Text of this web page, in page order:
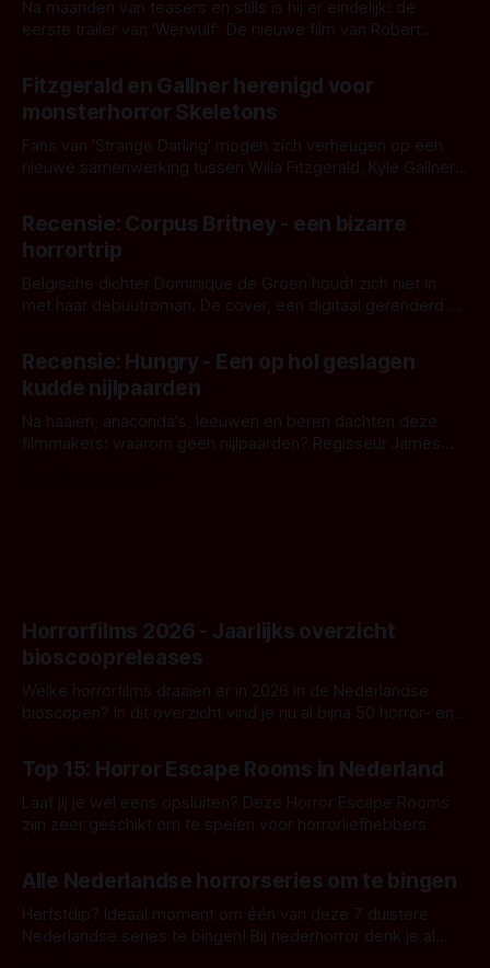
Na maanden van teasers en stills is hij er eindelijk: de
eerste trailer van 'Werwulf'. De nieuwe film van Robert
kille stijl vol folklore en mythe. Het topic deze keer is (kon
het het al raden?)... de weerwolf. Kijk je mee?
Fitzgerald en Gallner herenigd voor
monsterhorror Skeletons
Fans van 'Strange Darling' mogen zich verheugen op een
nieuwe samenwerking tussen Willa Fitzgerald, Kyle Gallner
'Skeletons', een nieuwe creature feature waarvoor de
opnames zijn gestart in Australië.
Recensie: Corpus Britney - een bizarre
horrortrip
Belgische dichter Dominique de Groen houdt zich niet in
met haar debuutroman. De cover, een digitaal gerenderd en
achtergrond, belooft iets kleurrijks maar onheilspellends,
iets ongrijpbaars. En dat maakt De Groen met ieder woord
waar.
Recensie: Hungry - Een op hol geslagen
kudde nijlpaarden
Na haaien, anaconda's, leeuwen en beren dachten deze
filmmakers: waarom geen nijlpaarden? Regisseur James
Horrorfilms 2026 - Jaarlijks overzicht
bioscoopreleases
Welke horrorfilms draaien er in 2026 in de Nederlandse
bioscopen? In dit overzicht vind je nu al bijna 50 horror- en
Top 15: Horror Escape Rooms in Nederland
Laat jij je wel eens opsluiten? Deze Horror Escape Rooms
zijn zeer geschikt om te spelen voor horrorliefhebbers.
Alle Nederlandse horrorseries om te bingen
Herfstdip? Ideaal moment om één van deze 7 duistere
Nederlandse series te bingen! Bij nederhorror denk je al